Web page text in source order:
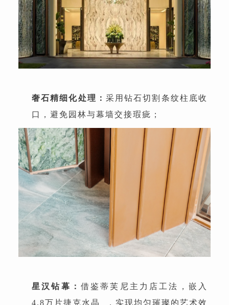
奢石精细化处理： 采用钻石切割条纹柱底收
口，避免园林与幕墙交接瑕疵；
星汉钻幕： 借鉴蒂芙尼主力店工法，嵌入
4.8万片捷克水晶
，实现均匀璀璨的艺术效